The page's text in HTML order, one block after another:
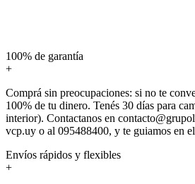
100% de garantía
+
Comprá sin preocupaciones: si no te
100% de tu dinero. Tenés 30 días para
interior). Contactanos en
vcp.uy o al 095488400, y te guiamos en
Envíos rápidos y flexibles
+